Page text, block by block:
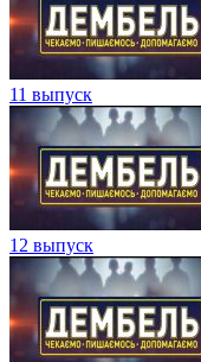
11 выпуск
12 выпуск